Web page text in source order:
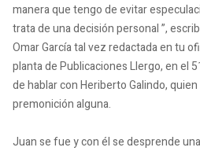
manera que tengo de evitar
trata de una decisión personal ”,
Omar García tal vez redactada en tu
planta de Publicaciones Llergo, en el
de hablar con Heriberto Galindo,
premonición alguna.
Juan se fue y con él se desprende